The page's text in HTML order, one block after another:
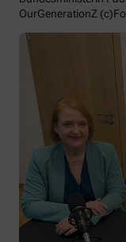
OurGenerationZ